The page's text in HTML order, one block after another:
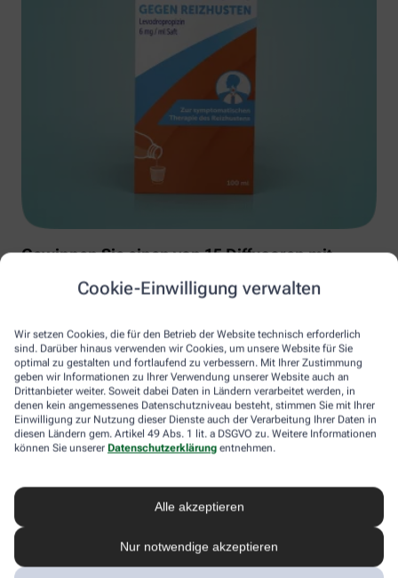
Cookie-Einwilligung verwalten
Wir setzen Cookies, die für den Betrieb der Website technisch erforderlich
sind. Darüber hinaus verwenden wir Cookies, um unsere Website für Sie
optimal zu gestalten und fortlaufend zu verbessern. Mit Ihrer Zustimmung
geben wir Informationen zu Ihrer Verwendung unserer Website auch an
Drittanbieter weiter. Soweit dabei Daten in Ländern verarbeitet werden, in
denen kein angemessenes Datenschutzniveau besteht, stimmen Sie mit Ihrer
Einwilligung zur Nutzung dieser Dienste auch der Verarbeitung Ihrer Daten in
diesen Ländern gem. Artikel 49 Abs. 1 lit. a DSGVO zu. Weitere Informationen
können Sie unserer Datenschutzerklärung entnehmen.
Alle akzeptieren
Nur notwendige akzeptieren
Gewinnen Sie einen von 15 Diffusoren mit
Wohlfühloase erschaffen können. Ein Diffusor verwandelt
ätherische Öle in eine sanfte Duftwolke, die Reizhusten lindert, die
Raumluft befeuchtet und so gerade im Winter trockener
Heizungsluft entgegenwirkt. Machen Sie mit und holen Sie sich
mit etwas Glück die wohltuende Kraft der Aromen und Öle direkt
ins Wohnzimmer.
Timerfunktion bis 20 m²
Mikrofeine Zerstäubung mit Ultraschall
Wellnesslicht mit Farbwechsel für eine angenehme